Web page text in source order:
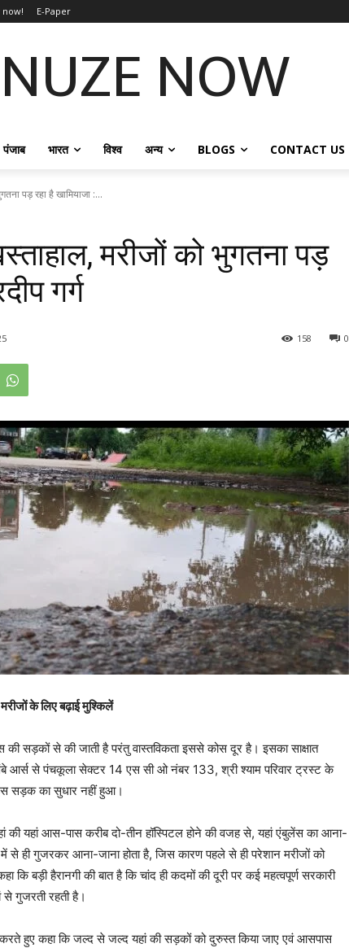
now! E-Paper
NOW
पंजाब भारत विश्व अन्य BLOGS CONTACT US
पड़ रहा है खामियाजा :...
मरीजों को भुगतना पड़
गर्ग
0
158
के लिए बढ़ाई मुश्किलें
सड़कों से की जाती है परंतु वास्तविकता इससे कोस दूर है। इसका साक्षात
आर्स से पंचकूला सेक्टर 14 एस सी ओ नंबर 133, श्री श्याम परिवार ट्रस्ट के
सड़क का सुधार नहीं हुआ।
की यहां आस-पास करीब दो-तीन हॉस्पिटल होने की वजह से, यहां एंबुलेंस का आना-
ही गुजरकर आना-जाना होता है, जिस कारण पहले से ही परेशान मरीजों को
कि बड़ी हैरानगी की बात है कि चांद ही कदमों की दूरी पर कई महत्वपूर्ण सरकारी
गुजरती रहती है।
हुए कहा कि जल्द से जल्द यहां की सड़कों को दुरुस्त किया जाए एवं आसपास